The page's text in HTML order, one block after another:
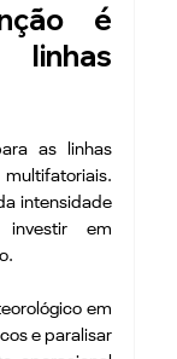
é
as linhas
intensidade
investir em
em
e paralisar